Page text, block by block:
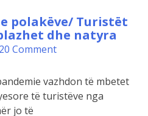
polakëve/ Turistët
dhe natyra
Comment
vazhdon të mbetet
të turistëve nga
jo të